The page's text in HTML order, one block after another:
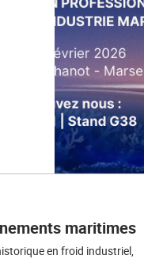
maritimes
en froid industriel,